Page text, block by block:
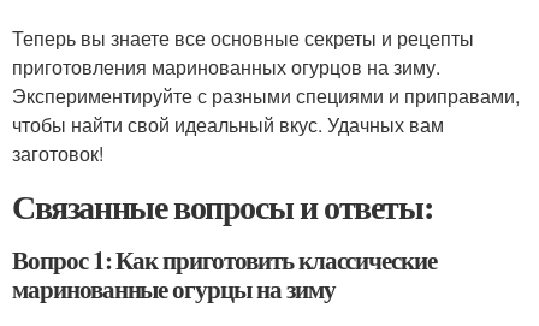
Теперь вы знаете все основные секреты и рецепты
приготовления маринованных огурцов на зиму.
Экспериментируйте с разными специями и приправами,
чтобы найти свой идеальный вкус. Удачных вам
заготовок!
Связанные вопросы и ответы:
Вопрос 1: Как приготовить классические
маринованные огурцы на зиму